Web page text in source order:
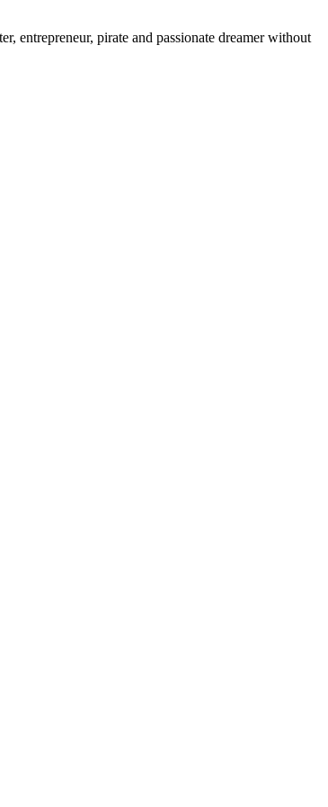
entrepreneur, pirate and passionate dreamer without